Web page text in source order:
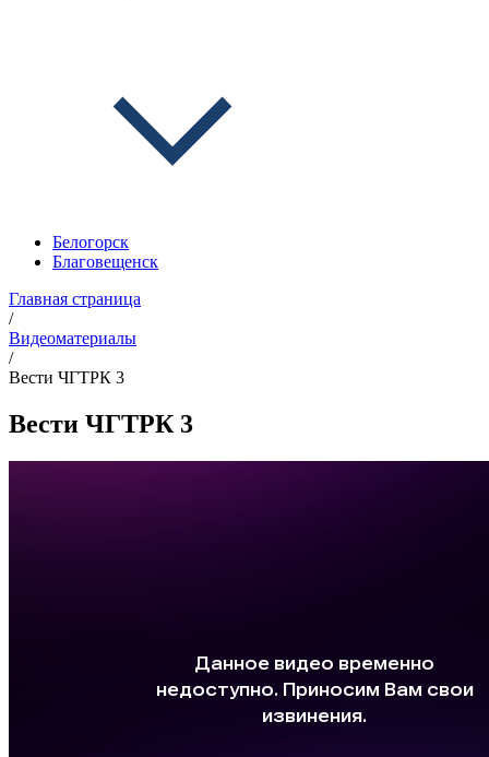
Белогорск
Благовещенск
Главная страница
/
Видеоматериалы
/
Вести ЧГТРК 3
Вести ЧГТРК 3